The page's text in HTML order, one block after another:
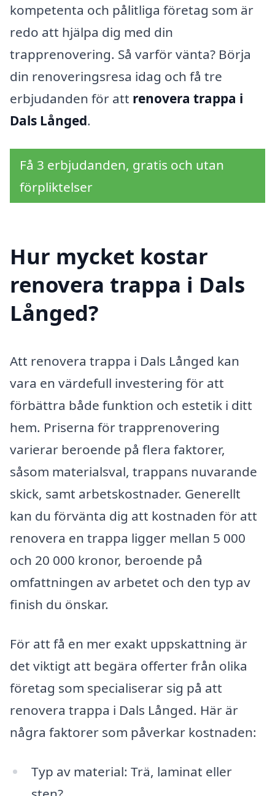
kompetenta och pålitliga företag som är
redo att hjälpa dig med din
trapprenovering. Så varför vänta? Börja
din renoveringsresa idag och få tre
erbjudanden för att renovera trappa i
Dals Långed.
Få 3 erbjudanden, gratis och utan
förpliktelser
Hur mycket kostar
renovera trappa i Dals
Långed?
Att renovera trappa i Dals Långed kan
vara en värdefull investering för att
förbättra både funktion och estetik i ditt
hem. Priserna för trapprenovering
varierar beroende på flera faktorer,
såsom materialsval, trappans nuvarande
skick, samt arbetskostnader. Generellt
kan du förvänta dig att kostnaden för att
renovera en trappa ligger mellan 5 000
och 20 000 kronor, beroende på
omfattningen av arbetet och den typ av
finish du önskar.
För att få en mer exakt uppskattning är
det viktigt att begära offerter från olika
företag som specialiserar sig på att
renovera trappa i Dals Långed. Här är
några faktorer som påverkar kostnaden:
Typ av material: Trä, laminat eller